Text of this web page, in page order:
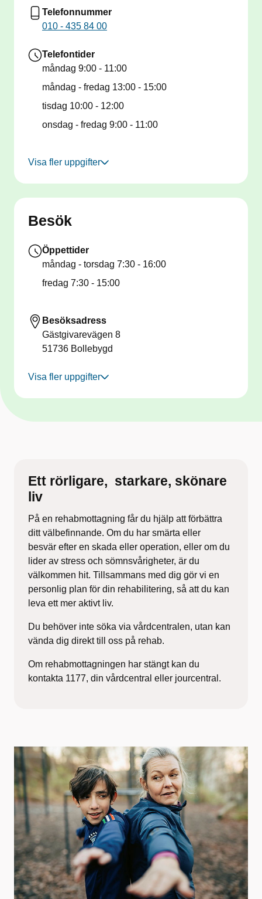
Telefonnummer
010 - 435 84 00
Telefontider
måndag 9:00 - 11:00
måndag - fredag 13:00 - 15:00
tisdag 10:00 - 12:00
onsdag - fredag 9:00 - 11:00
Visa fler uppgifter
Besök
Öppettider
måndag - torsdag 7:30 - 16:00
fredag 7:30 - 15:00
Besöksadress
Gästgivarevägen 8
51736 Bollebygd
Visa fler uppgifter
Ett rörligare, ​ starkare, skönare
liv​
På en rehabmottagning får du hjälp att förbättra
ditt välbefinnande. Om du har smärta eller
besvär efter en skada eller operation, eller om du
lider av stress och sömnsvårigheter, är du
välkommen hit. Tillsammans med dig gör vi en
personlig plan för din rehabilitering, så att du kan
leva ett mer aktivt liv.
Du behöver inte söka via vårdcentralen, utan kan
vända dig direkt till oss på rehab.
Om rehabmottagningen har stängt kan du
kontakta 1177, din vårdcentral eller jourcentral.